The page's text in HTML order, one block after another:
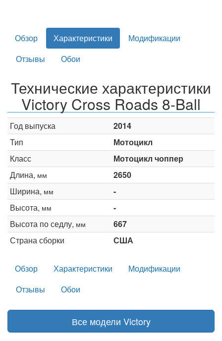
Обзор Характеристики
Модификации
Отзывы
Обои
Технические характеристики
Victory Cross Roads 8-Ball
Год выпуска
2014
Тип
Мотоцикл
Класс
Мотоцикл чоппер
Длина, мм
2650
Ширина, мм
-
Высота, мм
-
Высота по седлу, мм
667
Страна сборки
США
Обзор Характеристики
Модификации
Отзывы
Обои
Все модели Victory